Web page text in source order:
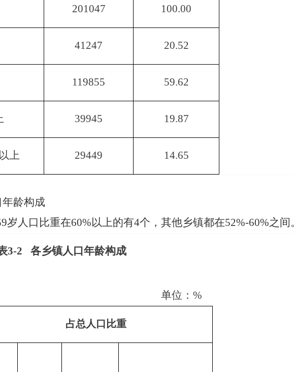
201047 100.00
41247 20.52
119855 59.62
39945 19.87
上 29449 14.65
龄构成
岁人口比重在60%以上的有4个，其他乡镇都在52%-60%之间
3-2 各乡镇人口年龄构成
单位： %
占总人口比重